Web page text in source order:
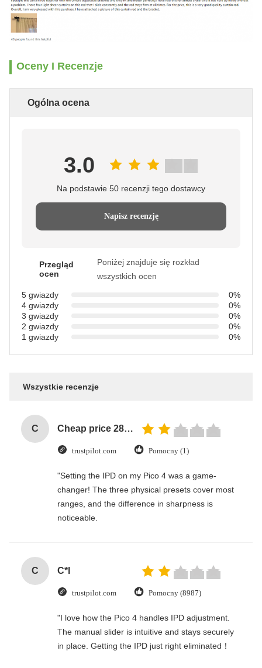
Oceny I Recenzje
Ogólna ocena
3.0
Na podstawie 50 recenzji tego dostawcy
Napisz recenzję
Przegląd
ocen
Poniżej znajduje się rozkład
wszystkich ocen
5 gwiazdy
0%
4 gwiazdy
0%
3 gwiazdy
0%
2 gwiazdy
0%
1 gwiazdy
0%
Wszystkie recenzje
C Cheap price 28mm Aluminium Curtain Rod 1.2mm thickness with plastic final
trustpilot.com Pomocny (1)
"Setting the IPD on my Pico 4 was a game-
changer! The three physical presets cover most
ranges, and the difference in sharpness is
noticeable.
C C*l
trustpilot.com Pomocny (8987)
"I love how the Pico 4 handles IPD adjustment.
The manual slider is intuitive and stays securely
in place. Getting the IPD just right eliminated！